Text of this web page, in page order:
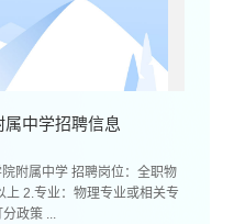
属中学招聘信息
岗位：全职物
分政策 ...